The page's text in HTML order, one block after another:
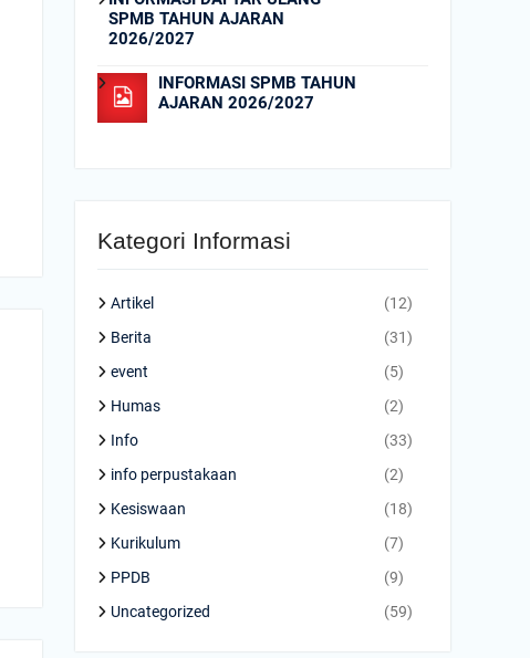
SPMB TAHUN AJARAN
2026/2027
INFORMASI SPMB TAHUN
AJARAN 2026/2027
Kategori Informasi
Artikel
(12)
Berita
(31)
event
(5)
Humas
(2)
Info
(33)
info perpustakaan
(2)
Kesiswaan
(18)
Kurikulum
(7)
PPDB
(9)
Uncategorized
(59)